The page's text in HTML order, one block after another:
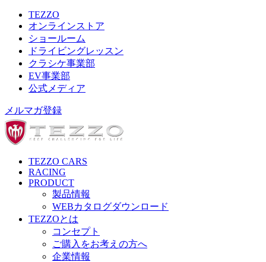
TEZZO
オンラインストア
ショールーム
ドライビングレッスン
クラシケ事業部
EV事業部
公式メディア
メルマガ登録
TEZZO CARS
RACING
PRODUCT
製品情報
WEBカタログダウンロード
TEZZOとは
コンセプト
ご購入をお考えの方へ
企業情報